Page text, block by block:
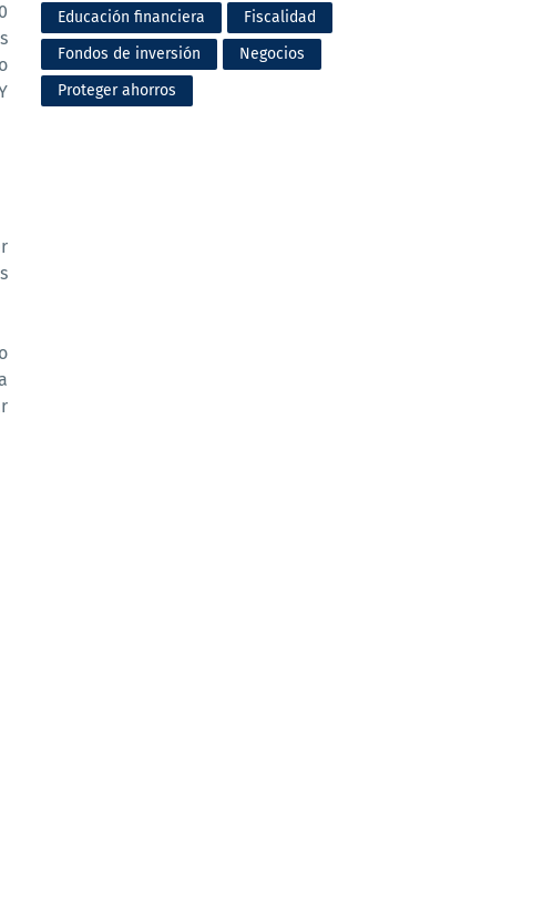
Educación financiera
Fiscalidad
Fondos de inversión
Negocios
Proteger ahorros